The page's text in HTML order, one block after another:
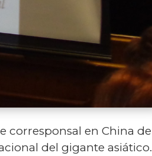
corresponsal en China de
del gigante asiático.